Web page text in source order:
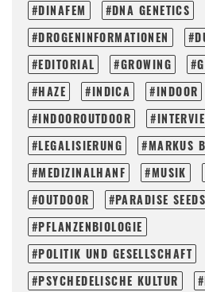
DINAFEM
DNA GENETICS
DROGENINFORMATIONEN
EDITORIAL
GROWING
HAZE
INDICA
INDOOR
INDOOROUTDOOR
LEGALISIERUNG
MARKUS
MEDIZINALHANF
MUSIK
OUTDOOR
PARADISE SEEDS
PFLANZENBIOLOGIE
POLITIK UND GESELLSCHAFT
PSYCHEDELISCHE KULTUR